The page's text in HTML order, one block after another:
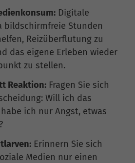
Digitale
bildschirmfreie Stunden
Reizüberflutung zu
das eigene Erleben wieder
zu stellen.
Reaktion: Fragen Sie sich
Will ich das
ich nur Angst, etwas
Erinnern Sie sich
Medien nur einen